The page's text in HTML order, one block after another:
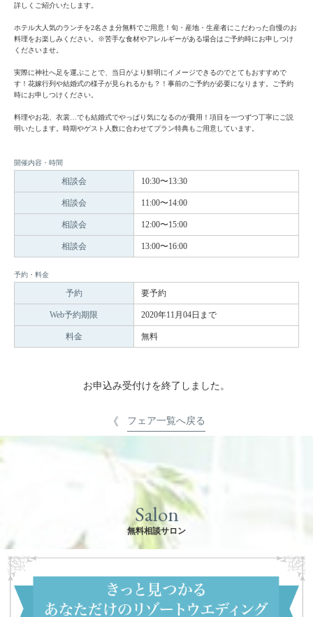
詳しくご紹介いたします。
ホテル大人気のランチを2名さま分無料でご用意！旬・産地・生産者にこだわった自慢のお
料理をお楽しみください。※苦手な食材やアレルギーがある場合はご予約時にお申しつけ
くださいませ。
実際に神社へ足を運ぶことで、当日がより鮮明にイメージできるのでとてもおすすめで
す！花嫁行列や結婚式の様子が見られるかも？！事前のご予約が必要になります。ご予約
時にお申しつけください。
料理やお花、衣裳…でも結婚式でやっぱり気になるのが費用！項目を一つずつ丁寧にご説
明いたします。時期やゲスト人数に合わせてプラン特典もご用意しています。
開催内容・時間
相談会 10:30〜13:30
相談会 11:00〜14:00
相談会 12:00〜15:00
相談会 13:00〜16:00
予約・料金
予約 要予約
Web予約期限 2020年11月04日まで
料金 無料
お申込み受付けを終了しました。
フェア一覧へ戻る
Salon
無料相談サロン